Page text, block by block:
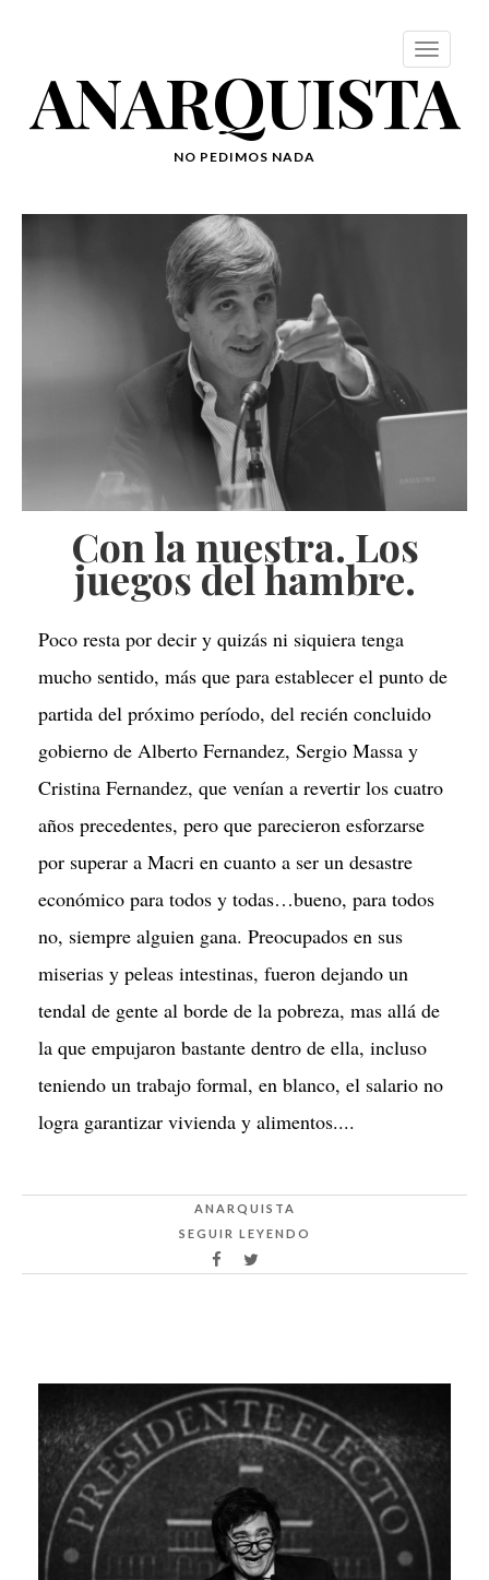
ANARQUISTA
NO PEDIMOS NADA
Con la nuestra. Los
juegos del hambre.
Poco resta por decir y quizás ni siquiera tenga
mucho sentido, más que para establecer el punto de
partida del próximo período, del recién concluido
gobierno de Alberto Fernandez, Sergio Massa y
Cristina Fernandez, que venían a revertir los cuatro
años precedentes, pero que parecieron esforzarse
por superar a Macri en cuanto a ser un desastre
económico para todos y todas…bueno, para todos
no, siempre alguien gana. Preocupados en sus
miserias y peleas intestinas, fueron dejando un
tendal de gente al borde de la pobreza, mas allá de
la que empujaron bastante dentro de ella, incluso
teniendo un trabajo formal, en blanco, el salario no
logra garantizar vivienda y alimentos....
ANARQUISTA
SEGUIR LEYENDO